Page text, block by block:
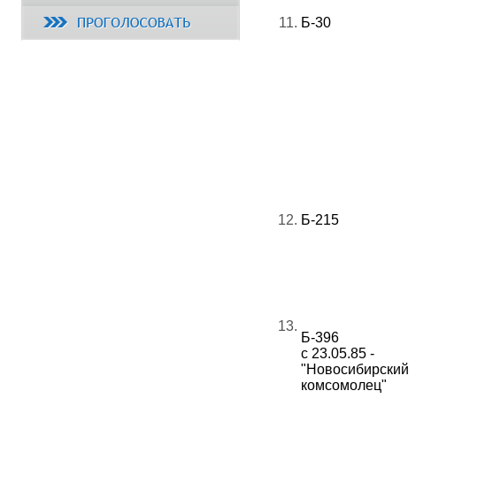
11. Б-30
12. Б-215
13.
Б-396
с 23.05.85 -
"Новосибирский
комсомолец"